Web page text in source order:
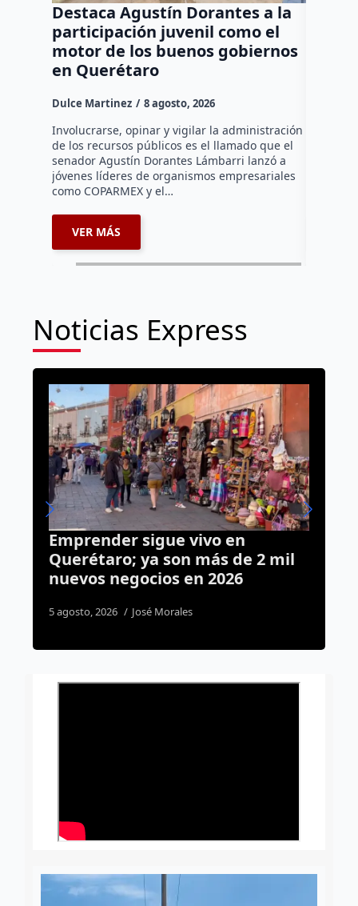
Destaca Agustín Dorantes a la
participación juvenil como el
motor de los buenos gobiernos
en Querétaro
Dulce Martinez 8 agosto, 2026
Involucrarse, opinar y vigilar la administración
de los recursos públicos es el llamado que el
senador Agustín Dorantes Lámbarri lanzó a
jóvenes líderes de organismos empresariales
como COPARMEX y el…
VER MÁS
Noticias Express
de 2 mil
“Las oficinas de Gobierno
un mercado”; Estado niega
espacios a comerciantes